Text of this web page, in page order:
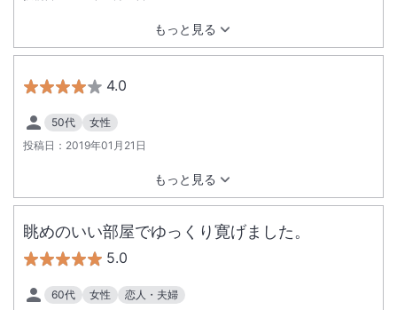
もっと見る
4.0
50代
女性
投稿日： 2019年01月21日
もっと見る
眺めのいい部屋でゆっくり寛げました。
5.0
60代 女性
恋人・夫婦